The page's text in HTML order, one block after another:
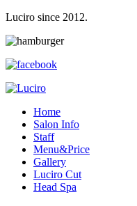
Luciro since 2012.
Home
Salon Info
Staff
Menu&Price
Gallery
Luciro Cut
Head Spa